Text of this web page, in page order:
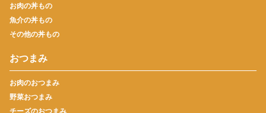
お肉の丼もの
魚介の丼もの
その他の丼もの
おつまみ
お肉のおつまみ
野菜おつまみ
チーズのおつまみ